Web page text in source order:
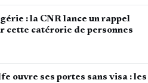
: la CNR lance un rappel
cette catérorie de personnes
ouvre ses portes sans visa : les